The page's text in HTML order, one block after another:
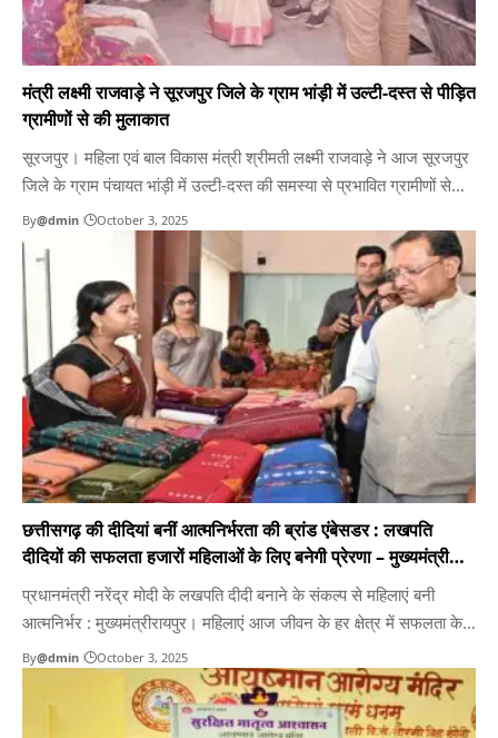
मंत्री लक्ष्मी राजवाड़े ने सूरजपुर जिले के ग्राम भांड़ी में उल्टी-दस्त से पीड़ित
ग्रामीणों से की मुलाकात
सूरजपुर। महिला एवं बाल विकास मंत्री श्रीमती लक्ष्मी राजवाड़े ने आज सूरजपुर
जिले के ग्राम पंचायत भांड़ी में उल्टी-दस्त की समस्या से प्रभावित ग्रामीणों से
मुलाकात की। मंत्री श्रीमती राजवाड़े ने प्रभावित मरीजों से अस्पताल एवं घर
जाकर हालचाल जाना और स्वास्थ्य सेवाओं की व्यवस्थाओं का अवलोकन किया।
मंत्री श्रीमती…
By@dmin October 3, 2025
छत्तीसगढ़ की दीदियां बनीं आत्मनिर्भरता की ब्रांड एंबेसडर : लखपति
दीदियों की सफलता हजारों महिलाओं के लिए बनेगी प्रेरणा – मुख्यमंत्री
प्रधानमंत्री नरेंद्र मोदी के लखपति दीदी बनाने के संकल्प से महिलाएं बनी
आत्मनिर्भर : मुख्यमंत्रीरायपुर। महिलाएं आज जीवन के हर क्षेत्र में सफलता के
नए आयाम गढ़ रही हैं। तकनीक ने पूरी दुनिया के उत्पादों को फिंगरटिप्स पर ला
दिया है और अब डिजिटल माध्यम से वैश्विक बाजार तक पहुँचना…
By@dmin October 3, 2025